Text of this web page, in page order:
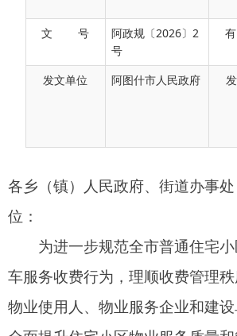
文 号
阿政规〔2026〕2
号
发文单位 阿图什市人民政府
各乡（镇）人民政府、街道办事处，市直
位：
全市物业服务行业规范化、法治化、长效
发展。根据《中华人民共和国价格法》《
价格行为规则》《新疆维吾尔自治区定
《新疆维吾尔自治区物业管理条例》《新
规定，结合我市住宅小区物业服务运营实